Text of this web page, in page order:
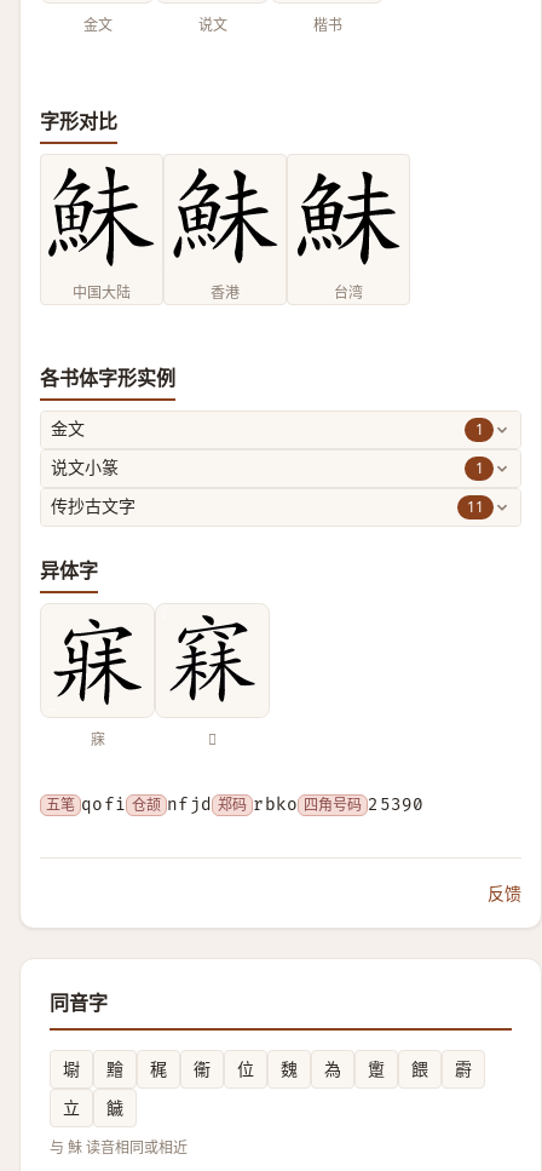
金文 说文 楷书
字形对比
中国大陆 香港 台湾
各书体字形实例
金文 1
说文小篆 1
传抄古文字 11
异体字
寐 𥧙
五笔 qofi 仓颉 nfjd 郑码 rbko 四角号码 25390
反馈
同音字
墛 䵳 䅏 䘙 位 魏 為 躗 餵
霨
立
饖
与 鮇 读音相同或相近